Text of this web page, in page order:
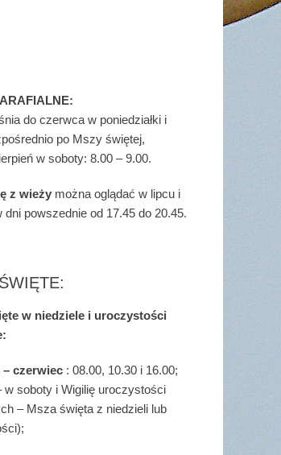
do czerwca w poniedziałki i
po Mszy świętej,
w soboty: 8.00 – 9.00.
z wieży można oglądać w lipcu i
dni powszednie od 17.45 do 20.45.
w niedziele i uroczystości
czerwiec : 08.00, 10.30 i 16.00;
w soboty i Wigilię uroczystości
– Msza święta z niedzieli lub